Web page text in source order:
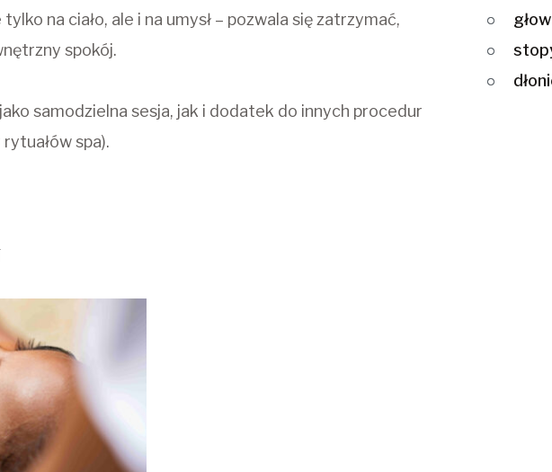
na ciało, ale i na umysł – pozwala się zatrzymać,
spokój.
samodzielna sesja, jak i dodatek do innych procedur
spa).